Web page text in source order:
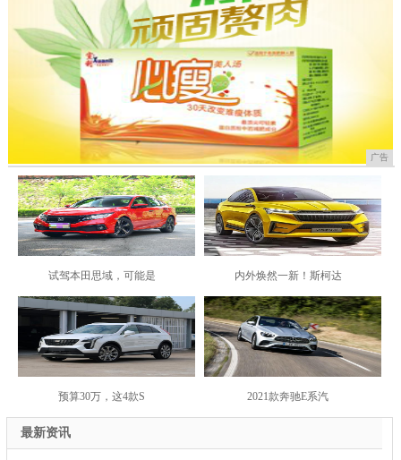
广告
试驾本田思域，可能是 内外焕然一新！斯柯达
预算30万，这4款S 2021款奔驰E系汽
最新资讯